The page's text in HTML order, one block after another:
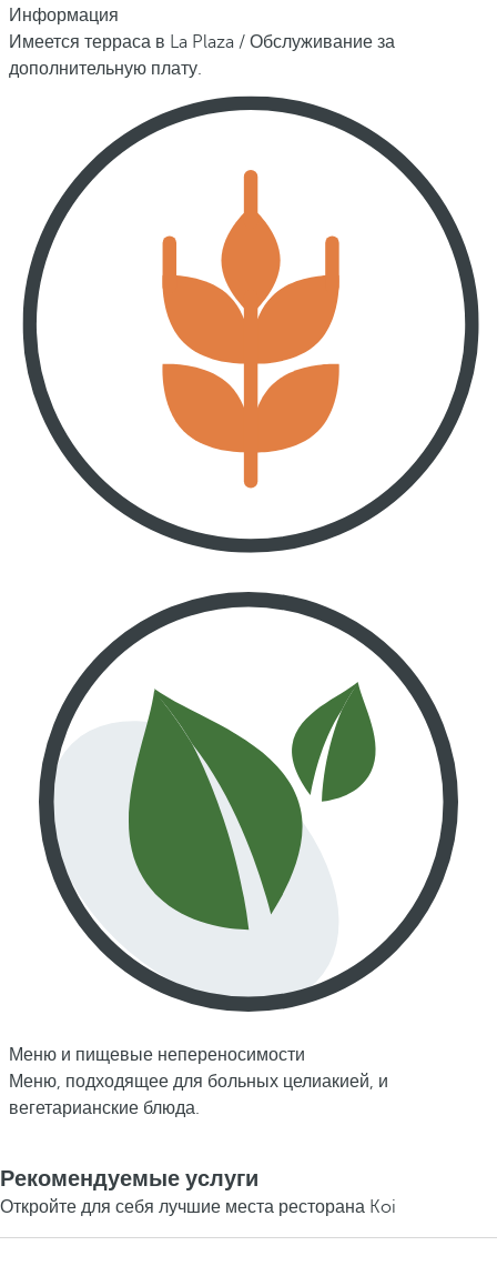
Информация
Имеется терраса в La Plaza / Обслуживание за
дополнительную плату.
Меню и пищевые непереносимости
Меню, подходящее для больных целиакией, и
вегетарианские блюда.
Рекомендуемые услуги
Откройте для себя лучшие места ресторана Koi